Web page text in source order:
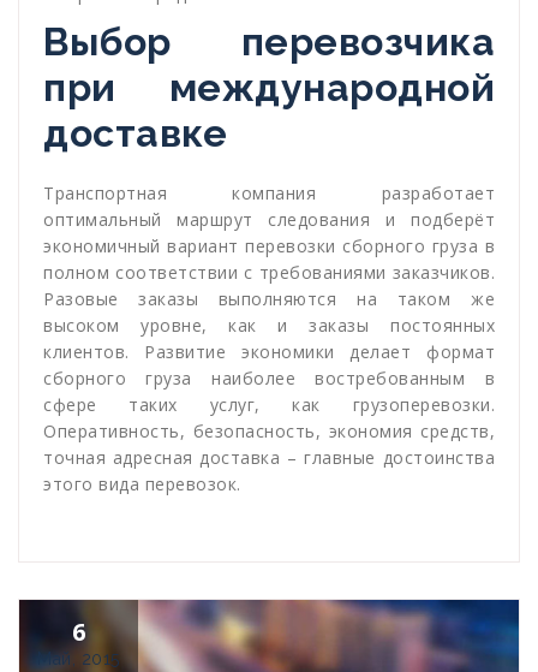
Выбор перевозчика
при международной
доставке
Транспортная компания разработает
оптимальный маршрут следования и подберёт
экономичный вариант перевозки сборного груза в
полном соответствии с требованиями заказчиков.
Разовые заказы выполняются на таком же
высоком уровне, как и заказы постоянных
клиентов. Развитие экономики делает формат
сборного груза наиболее востребованным в
сфере таких услуг, как грузоперевозки.
Оперативность, безопасность, экономия средств,
точная адресная доставка – главные достоинства
этого вида перевозок.
6
Май, 2015